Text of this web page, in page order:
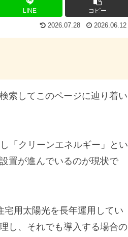
LINE コピー
2026.07.28 2026.06.12
索してこのページに辿り着い
「クリーンエネルギー」とい
置が進んでいるのが現状で
宅用太陽光を長年運用してい
し、それでも導入する場合の